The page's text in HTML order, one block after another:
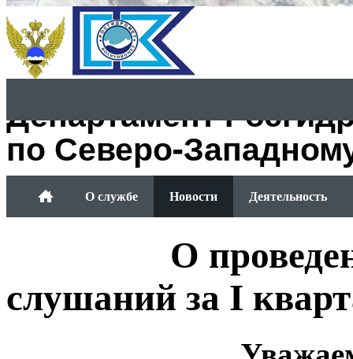
Департамент
по Северо-
О службе Новости Деятельность
О
слушаний за I